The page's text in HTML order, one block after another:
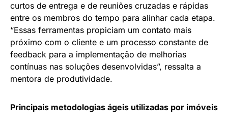
curtos de entrega e de reuniões cruzadas e rápidas
entre os membros do tempo para alinhar cada etapa.
“Essas ferramentas propiciam um contato mais
próximo com o cliente e um processo constante de
feedback para a implementação de melhorias
contínuas nas soluções desenvolvidas”, ressalta a
mentora de produtividade.
Principais metodologias ágeis utilizadas por imóveis